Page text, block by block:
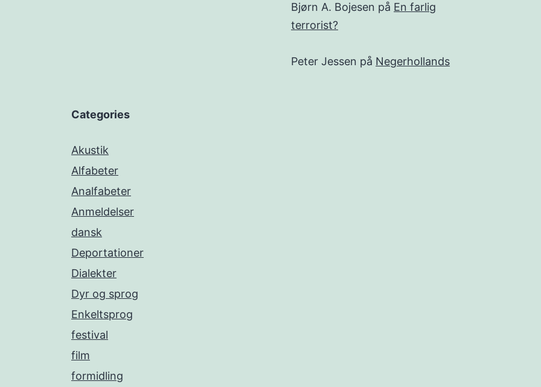
Bjørn A. Bojesen på En farlig
terrorist?
Peter Jessen på Negerhollands
Categories
Akustik
Alfabeter
Analfabeter
Anmeldelser
dansk
Deportationer
Dialekter
Dyr og sprog
Enkeltsprog
festival
film
formidling